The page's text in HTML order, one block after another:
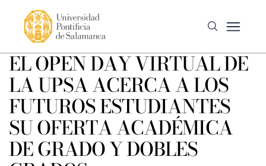
EL OPEN DAY VIRTUAL DE
LA UPSA ACERCA A LOS
FUTUROS ESTUDIANTES
SU OFERTA ACADÉMICA
DE GRADO Y DOBLES